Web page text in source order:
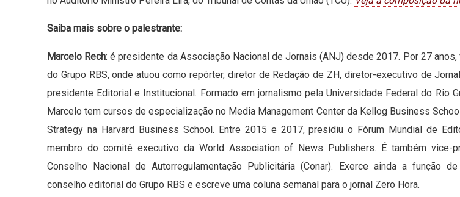
Saiba mais sobre o palestrante:
Marcelo Rech: é presidente da Associação Nacional de Jornais (ANJ) desde 2017. Por 27
do Grupo RBS, onde atuou como repórter, diretor de Redação de ZH, diretor-executivo de
presidente Editorial e Institucional. Formado em jornalismo pela Universidade Federal do Rio
Marcelo tem cursos de especialização no Media Management Center da Kellog Business
Strategy na Harvard Business School. Entre 2015 e 2017, presidiu o Fórum Mundial de
membro do comitê executivo da World Association of News Publishers. É também vice-
Conselho Nacional de Autorregulamentação Publicitária (Conar). Exerce ainda a função
conselho editorial do Grupo RBS e escreve uma coluna semanal para o jornal Zero Hora.